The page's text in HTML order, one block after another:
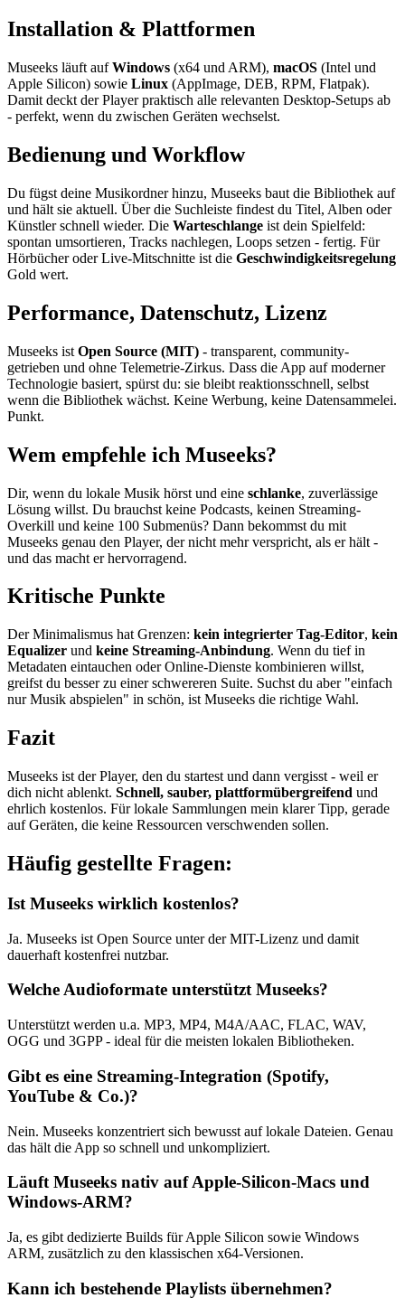
Installation & Plattformen
Museeks läuft aufWindows (x64 und ARM), macOS (Intel und
Apple Silicon) sowie Linux (AppImage, DEB, RPM, Flatpak).
Damit deckt der Player praktisch alle relevanten Desktop-Setups ab
- perfekt, wenn du zwischen Geräten wechselst.
Bedienung und Workflow
Du fügst deine Musikordner hinzu, Museeks baut die Bibliothek auf
und hält sie aktuell. Über die Suchleiste findest du Titel, Alben oder
Künstler schnell wieder. Die Warteschlange ist dein Spielfeld:
spontan umsortieren, Tracks nachlegen, Loops setzen - fertig. Für
Hörbücher oder Live-Mitschnitte ist die Geschwindigkeitsregelung
Gold wert.
Performance, Datenschutz, Lizenz
Museeks ist Open Source (MIT) - transparent, community-
getrieben und ohne Telemetrie-Zirkus. Dass die App auf moderner
Technologie basiert, spürst du: sie bleibt reaktionsschnell, selbst
wenn die Bibliothek wächst. Keine Werbung, keine Datensammelei.
Punkt.
Wem empfehle ich Museeks?
Dir, wenn du lokale Musik hörst und eine schlanke, zuverlässige
Lösung willst. Du brauchst keine Podcasts, keinen Streaming-
Overkill und keine 100 Submenüs? Dann bekommst du mit
Museeks genau den Player, der nicht mehr verspricht, als er hält -
und das macht er hervorragend.
Kritische Punkte
Der Minimalismus hat Grenzen: kein integrierter Tag-Editor, kein
Equalizer und keine Streaming-Anbindung. Wenn du tief in
Metadaten eintauchen oder Online-Dienste kombinieren willst,
greifst du besser zu einer schwereren Suite. Suchst du aber "einfach
nur Musik abspielen" in schön, ist Museeks die richtige Wahl.
Fazit
Museeks ist der Player, den du startest und dann vergisst - weil er
dich nicht ablenkt. Schnell, sauber, plattformübergreifend und
ehrlich kostenlos. Für lokale Sammlungen mein klarer Tipp, gerade
auf Geräten, die keine Ressourcen verschwenden sollen.
Häufig gestellte Fragen:
Ist Museeks wirklich kostenlos?
Ja. Museeks ist Open Source unter der MIT-Lizenz und damit
dauerhaft kostenfrei nutzbar.
Welche Audioformate unterstützt Museeks?
Unterstützt werden u.a. MP3, MP4, M4A/AAC, FLAC, WAV,
OGG und 3GPP - ideal für die meisten lokalen Bibliotheken.
Gibt es eine Streaming-Integration (Spotify,
YouTube & Co.)?
Nein. Museeks konzentriert sich bewusst auf lokale Dateien. Genau
das hält die App so schnell und unkompliziert.
Läuft Museeks nativ auf Apple-Silicon-Macs und
Windows-ARM?
Ja, es gibt dedizierte Builds für Apple Silicon sowie Windows
ARM, zusätzlich zu den klassischen x64-Versionen.
Kann ich bestehende Playlists übernehmen?